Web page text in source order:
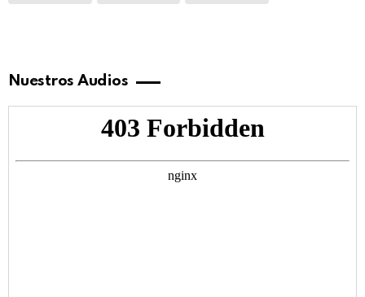
Nuestros Audios